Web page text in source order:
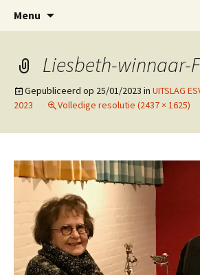
inhoud
VIDEOCLUBEDE
ESVA is uw videoclub in de
Menu
Liesbeth-winnaar-
Gepubliceerd op 25/01/2023 in UITSLAG
2023
Volledige resolutie (2437 × 1625)